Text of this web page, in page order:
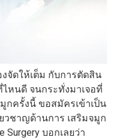
งจัดให้เต็ม กับการตัดสิน
หนดี จนกระทั่งมาเจอที่
มูกครั้งนี้ ขอสมัครเข้าเป็น
ชาญด้านการ เสริมจมูก
Surgery บอกเลยว่า